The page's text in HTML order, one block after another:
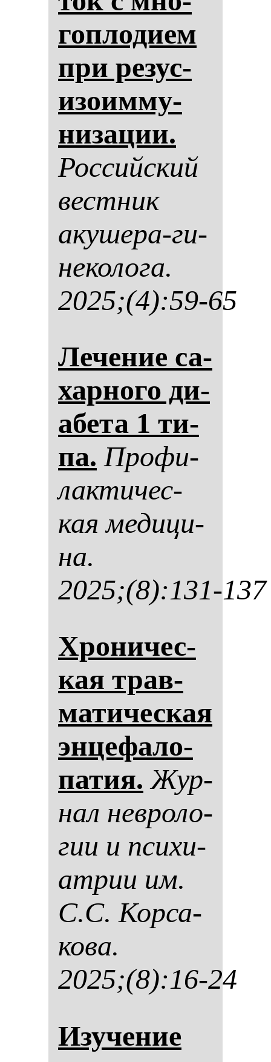
гоп­ло­ди­ем
при ре­зус-
изо­им­му­
ни­за­ции.
Рос­сий­ский
вес­тник
аку­ше­ра-ги­
не­ко­ло­га.
2025;(4):59-65
Ле­че­ние са­
хар­но­го ди­
абе­та 1 ти­
па. Про­фи­
лак­ти­чес­
кая ме­ди­ци­
на.
2025;(8):131-137
Хро­ни­чес­
кая трав­
ма­ти­чес­кая
эн­це­фа­ло­
па­тия. Жур­
нал нев­ро­ло­
гии и пси­хи­
ат­рии им.
С.С. Кор­са­
ко­ва.
2025;(8):16-24
Изу­че­ние